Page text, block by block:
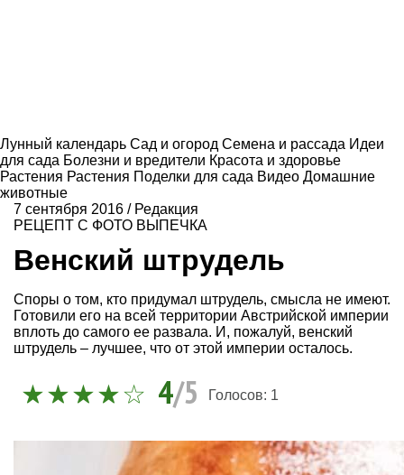
Лунный календарь Сад и огород Семена и рассада Идеи
для сада Болезни и вредители Красота и здоровье
Растения Растения Поделки для сада Видео Домашние
животные
7 сентября 2016 / Редакция
РЕЦЕПТ С ФОТО ВЫПЕЧКА
Венский штрудель
Споры о том, кто придумал штрудель, смысла не имеют.
Готовили его на всей территории Австрийской империи
вплоть до самого ее развала. И, пожалуй, венский
штрудель – лучшее, что от этой империи осталось.
4/5 Голосов: 1